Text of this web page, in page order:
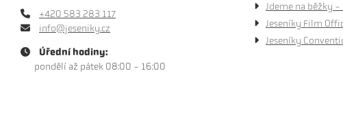
+420 583 283 117
info@jeseniky.cz
Úřední hodiny:
pondělí až pátek 08:00 - 16:00
Jdeme na běžky
Jeseníky Film
Jeseníky